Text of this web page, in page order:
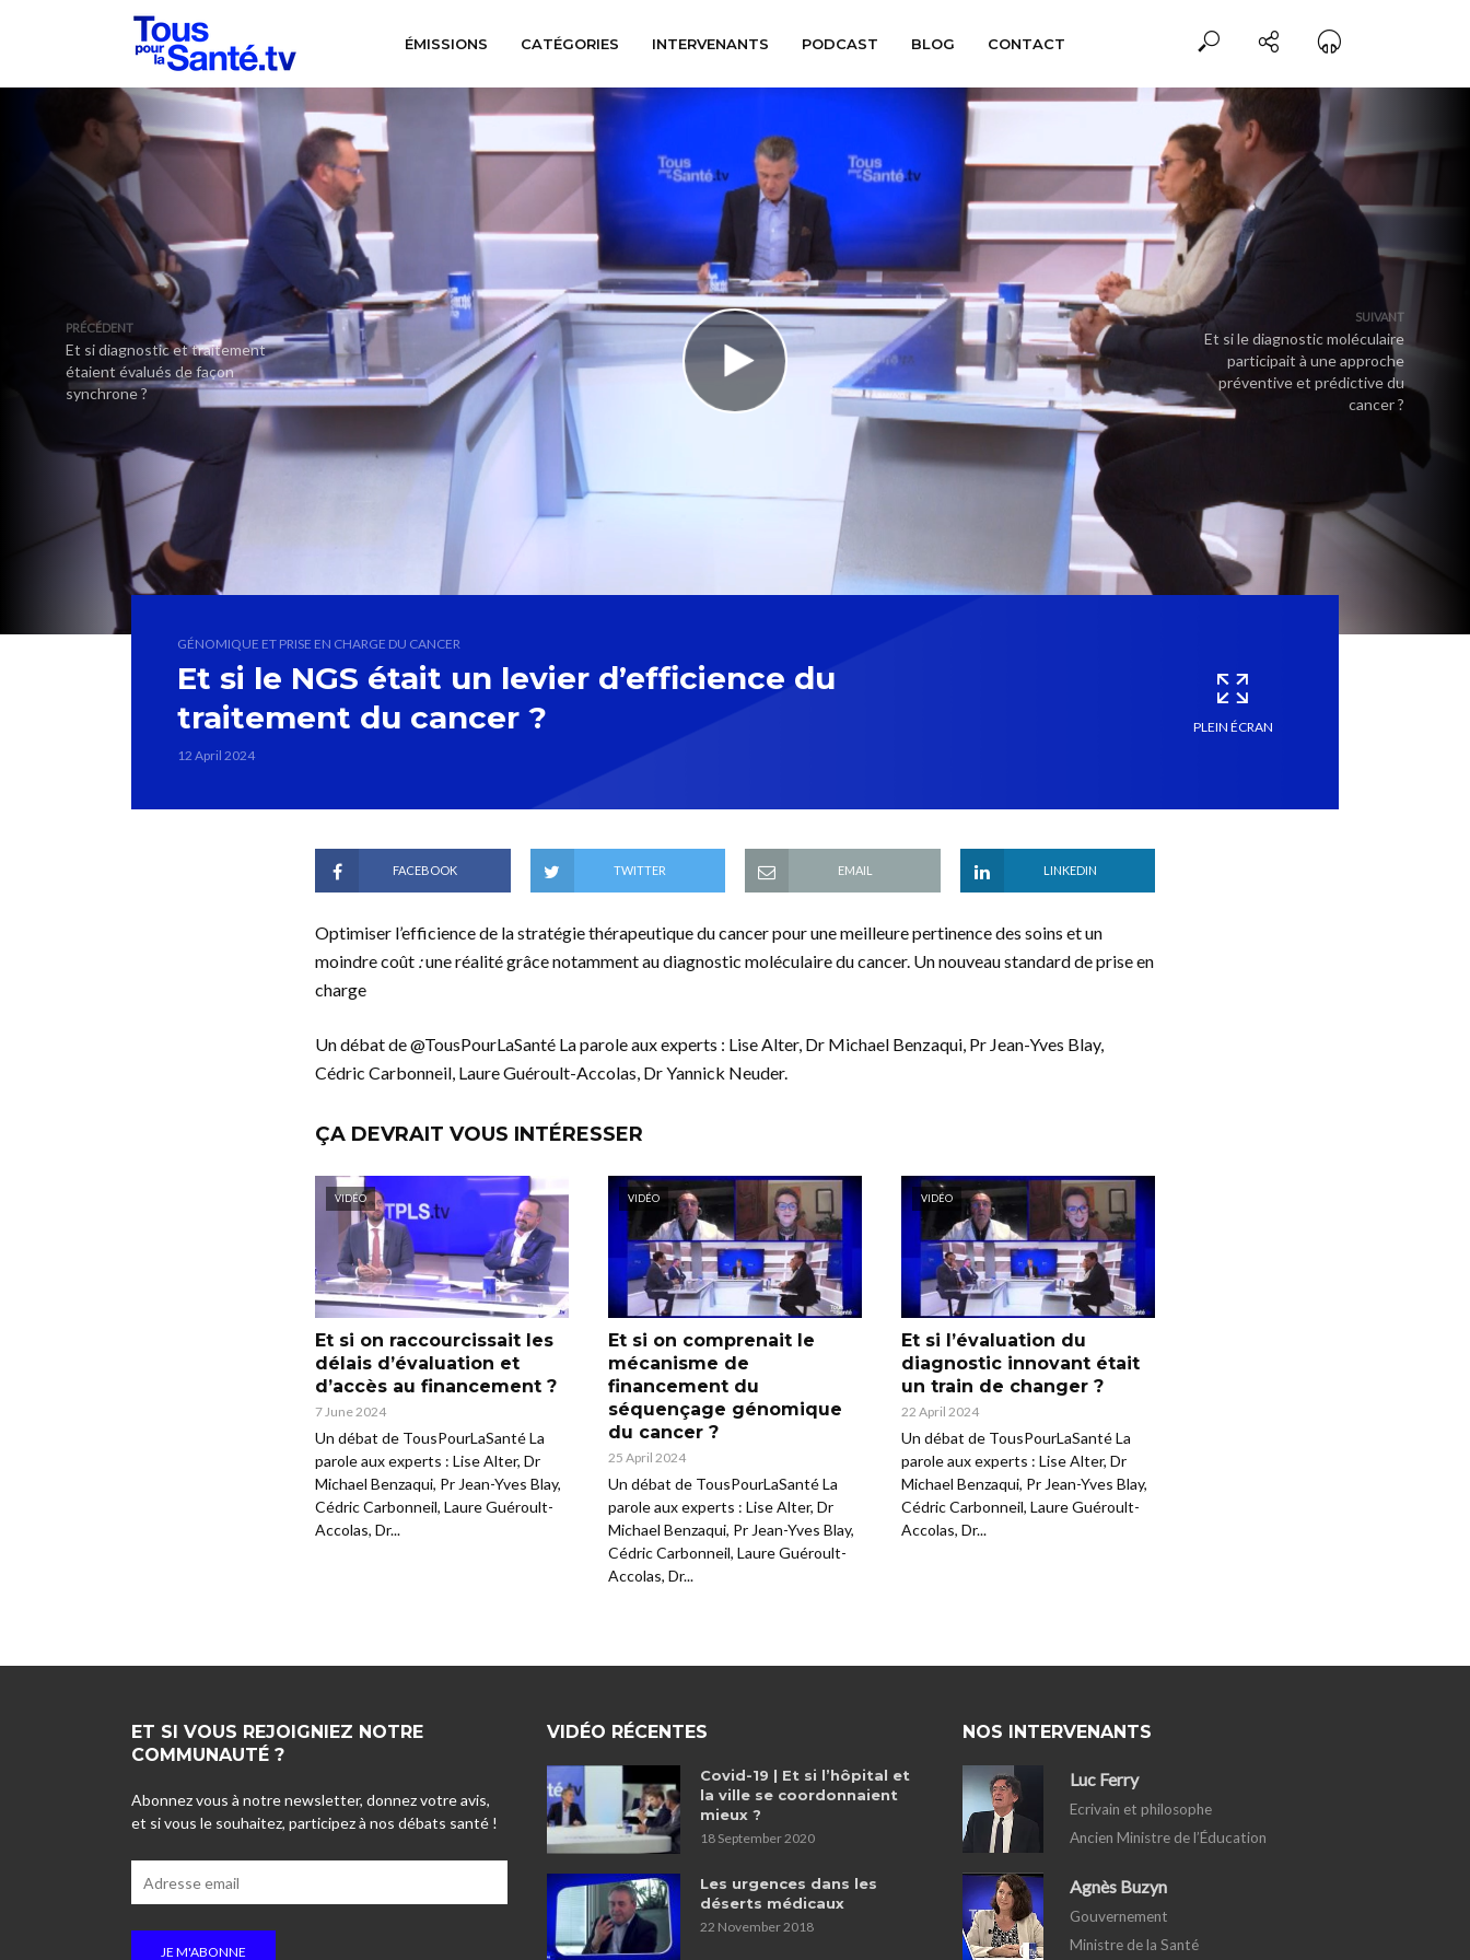
ÉMISSIONS CATÉGORIES INTERVENANTS PODCAST BLOG CONTACT
PRÉCÉDENT
Et si diagnostic et traitement
étaient évalués de façon
synchrone ?
SUIVANT
Et si le diagnostic moléculaire
participait à une approche
préventive et prédictive du
cancer ?
GÉNOMIQUE ET PRISE EN CHARGE DU CANCER
Et si le NGS était un levier d’efficience du
traitement du cancer ?
12 April 2024
PLEIN ÉCRAN
FACEBOOK TWITTER EMAIL LINKEDIN
Optimiser l’efficience de la stratégie thérapeutique du cancer pour une meilleure pertinence des soins et un
moindre coût :une réalité grâce notamment au diagnostic moléculaire du cancer. Un nouveau standard de prise en
charge
Un débat de @TousPourLaSanté La parole aux experts : Lise Alter, Dr Michael Benzaqui, Pr Jean-Yves Blay,
Cédric Carbonneil, Laure Guéroult-Accolas, Dr Yannick Neuder.
ÇA DEVRAIT VOUS INTÉRESSER
VIDÉO
Et si on raccourcissait les
délais d’évaluation et
d’accès au financement ?
7 June 2024
Un débat de TousPourLaSanté La
parole aux experts : Lise Alter, Dr
Michael Benzaqui, Pr Jean-Yves Blay,
Cédric Carbonneil, Laure Guéroult-
Accolas, Dr...
VIDÉO
Et si on comprenait le
mécanisme de
financement du
séquençage génomique
du cancer ?
25 April 2024
Un débat de TousPourLaSanté La
parole aux experts : Lise Alter, Dr
Michael Benzaqui, Pr Jean-Yves Blay,
Cédric Carbonneil, Laure Guéroult-
Accolas, Dr...
VIDÉO
Et si l’évaluation du
diagnostic innovant était
un train de changer ?
22 April 2024
Un débat de TousPourLaSanté La
parole aux experts : Lise Alter, Dr
Michael Benzaqui, Pr Jean-Yves Blay,
Cédric Carbonneil, Laure Guéroult-
Accolas, Dr...
ET SI VOUS REJOIGNIEZ NOTRE
COMMUNAUTÉ ?
Abonnez vous à notre newsletter, donnez votre avis,
et si vous le souhaitez, participez à nos débats santé !
VIDÉO RÉCENTES
Covid-19 | Et si l’hôpital et
la ville se coordonnaient
mieux ?
18 September 2020
Les urgences dans les
déserts médicaux
22 November 2018
NOS INTERVENANTS
Luc Ferry
Ecrivain et philosophe
Ancien Ministre de l’Éducation
Agnès Buzyn
Gouvernement
Ministre de la Santé